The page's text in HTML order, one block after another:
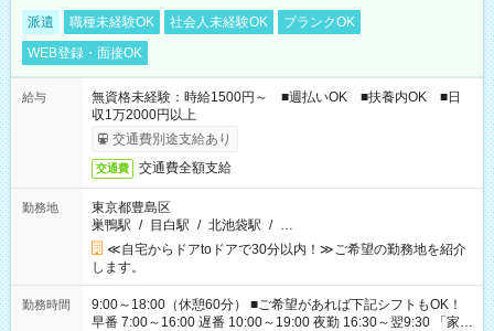
派遣 職種未経験OK 社会人未経験OK
ブランクOK
WEB登録・面接OK
給与
無資格未経験：時給1500円～ ■週払いOK ■扶養内OK ■日
収1万2000円以上
交通費別途支給あり
交通費 交通費全額支給
勤務地
東京都豊島区
巣鴨駅 / 目白駅 / 北池袋駅 / …
≪自宅からドアtoドアで30分以内！≫ご希望の勤務地を紹介
します。
勤務時間
9:00～18:00（休憩60分） ■ご希望があれば下記シフトもOK！
早番 7:00～16:00 遅番 10:00～19:00 夜勤 16:30～翌9:30 「家族